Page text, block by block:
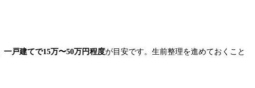
一戸建てで15万〜50万円程度が目安です。生前整理を進めておくこと